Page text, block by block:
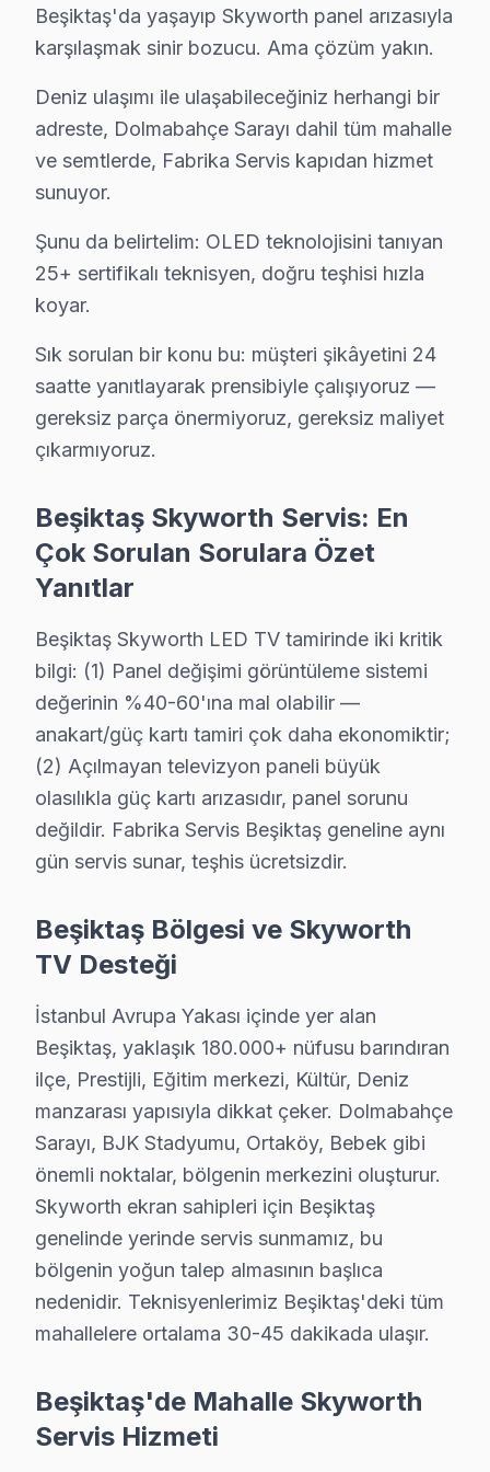
Sinanpaşa'deki Skyworth TV sahiplerinin yüzde sekseni
Skyworth Servis Merkezi →
Türkali Skyworth Servis
Türkali'deki Skyworth TV sahiplerinin yüzde sekseni
Türkali Skyworth Açılmıyor Arıza →
Ulus Skyworth Servis
Beşiktaş'da Ulus mahallesi için Skyworth TV fiyat teklifi
Ulus Skyworth Açılmıyor Arıza →
Beşiktaş'da Vişnezade mahallesi için Skyworth TV fiyat
Vişnezade Skyworth Açılmıyor Arıza →
Skyworth Servis Merkezi →
Beşiktaş Skyworth TV Servis Hizmet Bölgesi
Beşiktaş bölgesine kapıya gelen Skyworth TV tamir servisi
Skyworth Uzman Teknisyen Ekibi — Beşiktaş
Murat T. — Skyworth Servis Uzmanı
12 yıllık Skyworth TV tamir deneyimi. Beşiktaş ve çevre
· Skyworth fabrika servis sertifikası
· 2010'dan günümüze tüm Skyworth modelleri
Beşiktaş Servis İstatistikleri
· Müşteri memnuniyeti%96
· Ortalama tamir süresi:
· Tüm işlemler2 yıl garantili
Beşiktaş'da yaşayıp Skyworth panel arızasıyla
karşılaşmak sinir bozucu. Ama çözüm yakın.
Deniz ulaşımı ile ulaşabileceğiniz herhangi bir
adreste, Dolmabahçe Sarayı dahil tüm mahalle
ve semtlerde, Fabrika Servis kapıdan hizmet
sunuyor.
Şunu da belirtelim: OLED teknolojisini tanıyan
25+ sertifikalı teknisyen, doğru teşhisi hızla
koyar.
Sık sorulan bir konu bu: müşteri şikâyetini 24
saatte yanıtlayarak prensibiyle çalışıyoruz —
gereksiz parça önermiyoruz, gereksiz maliyet
çıkarmıyoruz.
Beşiktaş Skyworth Servis: En
Çok Sorulan Sorulara Özet
Yanıtlar
Beşiktaş Skyworth LED TV tamirinde iki kritik
bilgi: (1) Panel değişimi görüntüleme sistemi
değerinin %40-60'ına mal olabilir —
anakart/güç kartı tamiri çok daha ekonomiktir;
(2) Açılmayan televizyon paneli büyük
olasılıkla güç kartı arızasıdır, panel sorunu
değildir. Fabrika Servis Beşiktaş geneline aynı
gün servis sunar, teşhis ücretsizdir.
Beşiktaş Bölgesi ve Skyworth
TV Desteği
İstanbul Avrupa Yakası içinde yer alan
Beşiktaş, yaklaşık 180.000+ nüfusu barındıran
ilçe, Prestijli, Eğitim merkezi, Kültür, Deniz
manzarası yapısıyla dikkat çeker. Dolmabahçe
Sarayı, BJK Stadyumu, Ortaköy, Bebek gibi
önemli noktalar, bölgenin merkezini oluşturur.
Skyworth ekran sahipleri için Beşiktaş
genelinde yerinde servis sunmamız, bu
bölgenin yoğun talep almasının başlıca
nedenidir. Teknisyenlerimiz Beşiktaş'deki tüm
mahallelere ortalama 30-45 dakikada ulaşır.
Beşiktaş'de Mahalle Skyworth
Servis Hizmeti